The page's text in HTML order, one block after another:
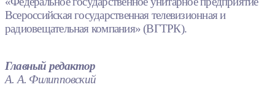
Всероссийская государственная телевизионная и
радиовещательная компания» (ВГТРК).
Главный редактор
А. А. Филипповский